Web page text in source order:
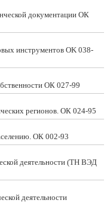
документации ОК
инструментов OK 038-
ОК 027-99
регионов. ОК 024-95
ОК 002-93
деятельности (ТН ВЭД
деятельности